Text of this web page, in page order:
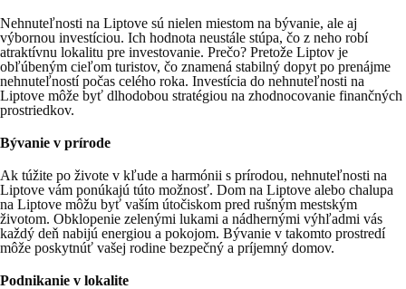
Nehnuteľnosti na Liptove sú nielen miestom na bývanie, ale aj
výbornou investíciou. Ich hodnota neustále stúpa, čo z neho robí
atraktívnu lokalitu pre investovanie. Prečo? Pretože Liptov je
obľúbeným cieľom turistov, čo znamená stabilný dopyt po prenájme
nehnuteľností počas celého roka. Investícia do nehnuteľnosti na
Liptove môže byť dlhodobou stratégiou na zhodnocovanie finančných
prostriedkov.
Bývanie v prírode
Ak túžite po živote v kľude a harmónii s prírodou, nehnuteľnosti na
Liptove vám ponúkajú túto možnosť. Dom na Liptove alebo chalupa
na Liptove môžu byť vaším útočiskom pred rušným mestským
životom. Obklopenie zelenými lukami a nádhernými výhľadmi vás
každý deň nabijú energiou a pokojom. Bývanie v takomto prostredí
môže poskytnúť vašej rodine bezpečný a príjemný domov.
Podnikanie v lokalite